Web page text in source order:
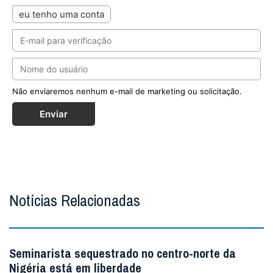
eu tenho uma conta
Não enviaremos nenhum e-mail de marketing ou solicitação.
Enviar
Notícias Relacionadas
Seminarista sequestrado no centro-norte da
Nigéria está em liberdade